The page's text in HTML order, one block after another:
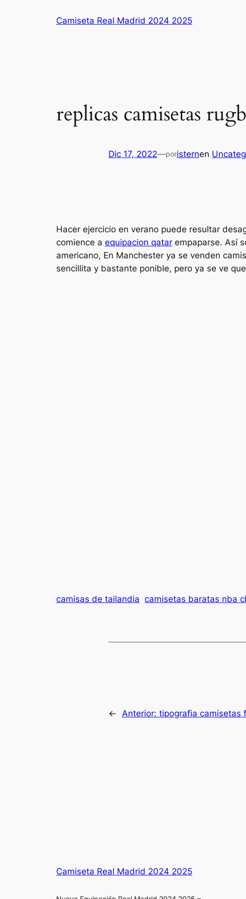
Camiseta Real Madrid 2024 2025
replicas camisetas
Dic 17, 2022—poristernen
Hacer ejercicio en verano puede resultar
comience a equipacion qatar empaparse. Así
americano, En Manchester ya se venden
sencillita y bastante ponible, pero ya se ve
camisas de tailandia camisetas baratas nba
← Anterior: tipografia camisetas
Camiseta Real Madrid 2024 2025